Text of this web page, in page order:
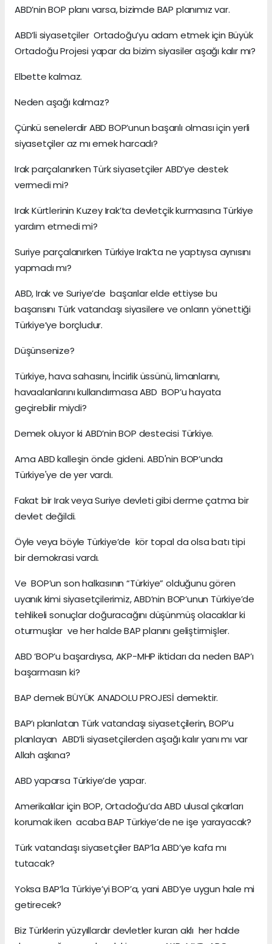
ABD’nin BOP planı varsa, bizimde BAP planımız var.
ABD’li siyasetçiler Ortadoğu’yu adam etmek için Büyük
Ortadoğu Projesi yapar da bizim siyasiler aşağı kalır mı?
Elbette kalmaz.
Neden aşağı kalmaz?
Çünkü senelerdir ABD BOP’unun başarılı olması için yerli
siyasetçiler az mı emek harcadı?
Irak parçalanırken Türk siyasetçiler ABD’ye destek
vermedi mi?
Irak Kürtlerinin Kuzey Irak’ta devletçik kurmasına Türkiye
yardım etmedi mi?
Suriye parçalanırken Türkiye Irak’ta ne yaptıysa aynısını
yapmadı mı?
ABD, Irak ve Suriye’de başarılar elde ettiyse bu
başarısını Türk vatandaşı siyasilere ve onların yönettiği
Türkiye’ye borçludur.
Düşünsenize?
Türkiye, hava sahasını, İncirlik üssünü, limanlarını,
havaalanlarını kullandırmasa ABD BOP’u hayata
geçirebilir miydi?
Demek oluyor ki ABD’nin BOP destecisi Türkiye.
Ama ABD kalleşin önde gideni. ABD'nin BOP’unda
Türkiye'ye de yer vardı.
Fakat bir Irak veya Suriye devleti gibi derme çatma bir
devlet değildi.
Öyle veya böyle Türkiye’de kör topal da olsa batı tipi
bir demokrasi vardı.
Ve BOP’un son halkasının “Türkiye” olduğunu gören
uyanık kimi siyasetçilerimiz, ABD’nin BOP’unun Türkiye’de
tehlikeli sonuçlar doğuracağını düşünmüş olacaklar ki
oturmuşlar ve her halde BAP planını geliştirmişler.
ABD ‘BOP’u başardıysa, AKP-MHP iktidarı da neden BAP’ı
başarmasın ki?
BAP demek BÜYÜK ANADOLU PROJESİ demektir.
BAP’ı planlatan Türk vatandaşı siyasetçilerin, BOP’u
planlayan ABD’li siyasetçilerden aşağı kalır yanı mı var
Allah aşkına?
ABD yaparsa Türkiye’de yapar.
Amerikalılar için BOP, Ortadoğu’da ABD ulusal çıkarları
korumak iken acaba BAP Türkiye’de ne işe yarayacak?
Türk vatandaşı siyasetçiler BAP’la ABD’ye kafa mı
tutacak?
Yoksa BAP’la Türkiye’yi BOP’a, yani ABD’ye uygun hale mi
getirecek?
Biz Türklerin yüzyıllardır devletler kuran aklı her halde